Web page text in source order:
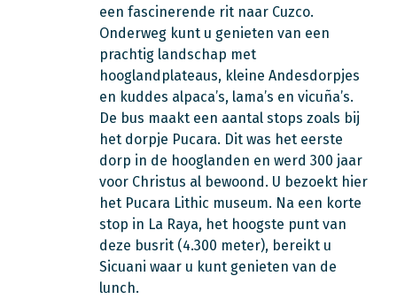
een fascinerende rit naar Cuzco.
Onderweg kunt u genieten van een
prachtig landschap met
hooglandplateaus, kleine Andesdorpjes
en kuddes alpaca’s, lama’s en vicuña’s.
De bus maakt een aantal stops zoals bij
het dorpje Pucara. Dit was het eerste
dorp in de hooglanden en werd 300 jaar
voor Christus al bewoond. U bezoekt hier
het Pucara Lithic museum. Na een korte
stop in La Raya, het hoogste punt van
deze busrit (4.300 meter), bereikt u
Sicuani waar u kunt genieten van de
lunch.